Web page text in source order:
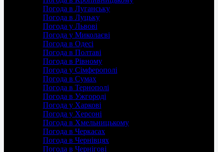
Погода в Луганську
Погода в Луцьку
Погода у Львові
Погода у Миколаєві
Погода в Одесі
Погода в Полтаві
Погода в Рівному
Погода у Сімферополі
Погода в Сумах
Погода в Тернополі
Погода в Ужгороді
Погода у Харкові
Погода у Херсоні
Погода в Хмельницькому
Погода в Черкасах
Погода в Чернівцях
Погода в Чернігові